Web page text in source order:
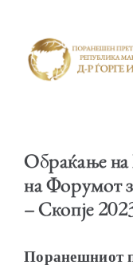
Обраќање на
на Форумот
– Скопје
Поранешниот